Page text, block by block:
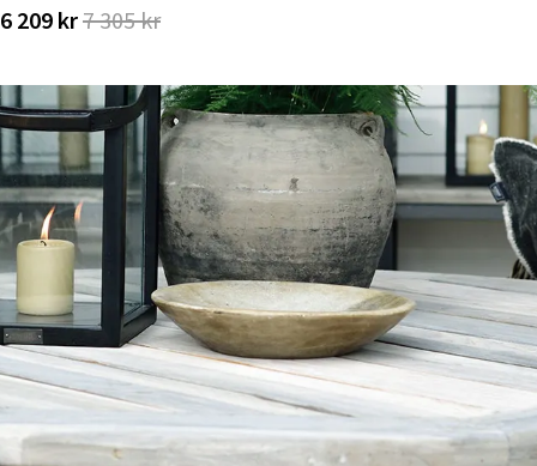
Sverige
Danmark
Norge
Suomi
6 209 kr7 305 kr